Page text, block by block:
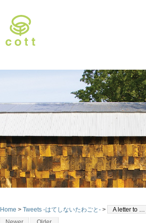
Home > Tweets -はてしないたわごと- > A letter to …